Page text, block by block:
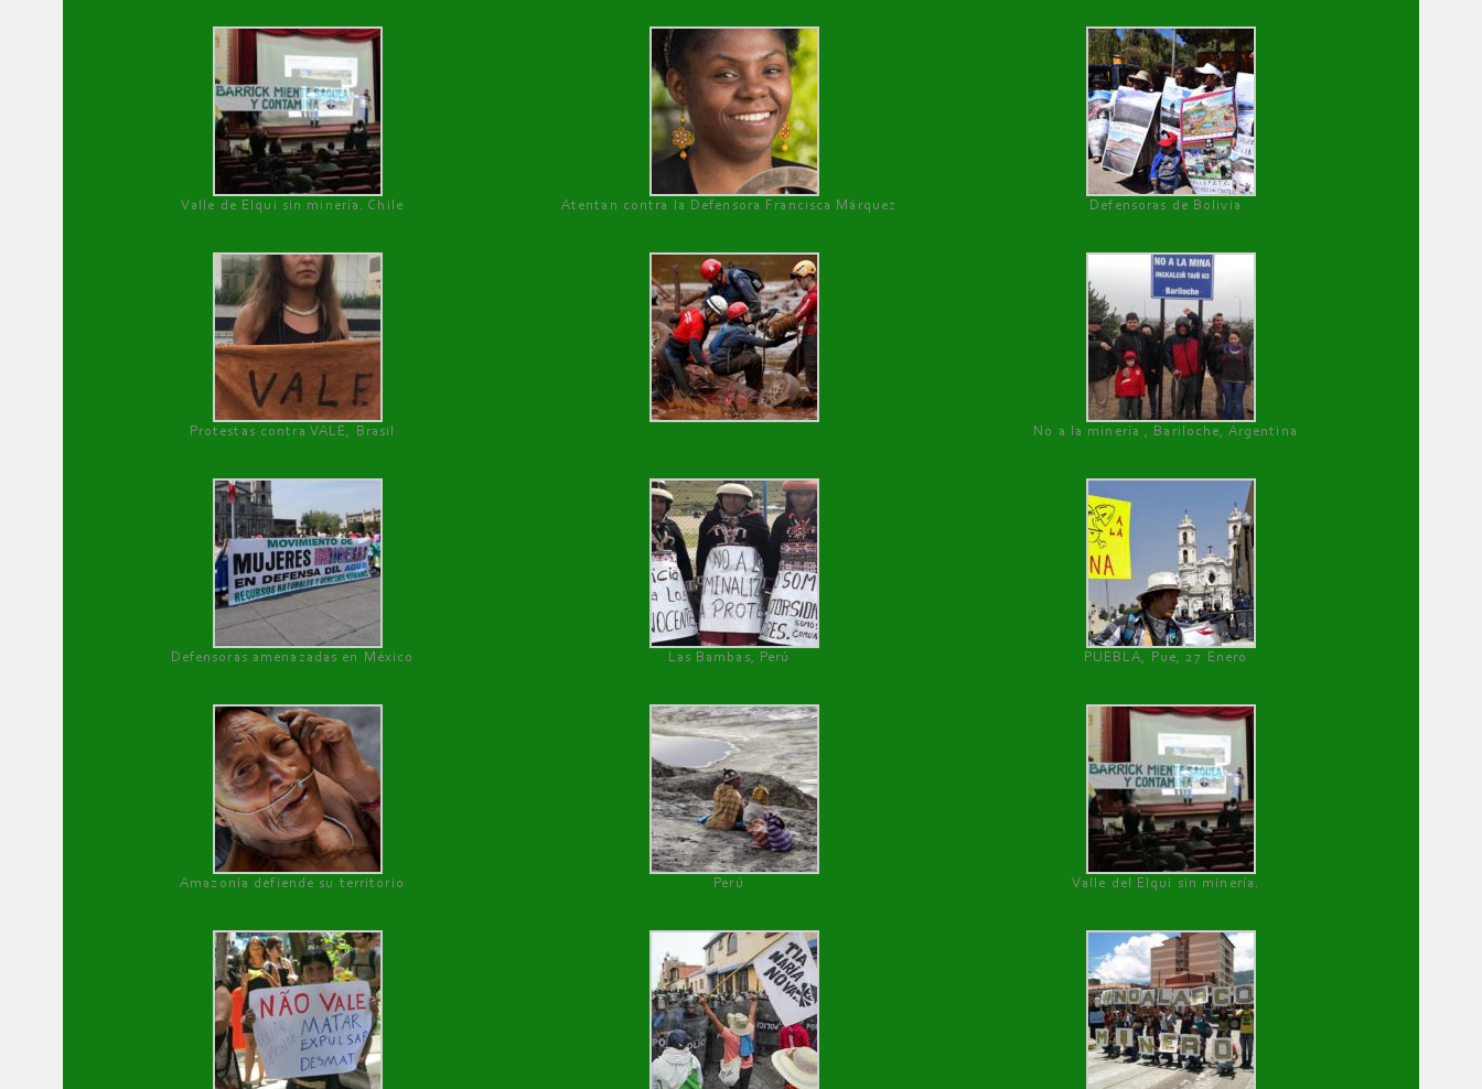
Valle de Elqui sin minería. Chile Atentan contra la Defensora Francisca Márquez Defensoras de Bolivia
Protestas contra VALE, Brasil No a la minería , Bariloche, Argentina
Defensoras amenazadas en México Las Bambas, Perú PUEBLA, Pue, 27 Enero
Amazonía defiende su territorio Perú Valle del Elqui sin minería.